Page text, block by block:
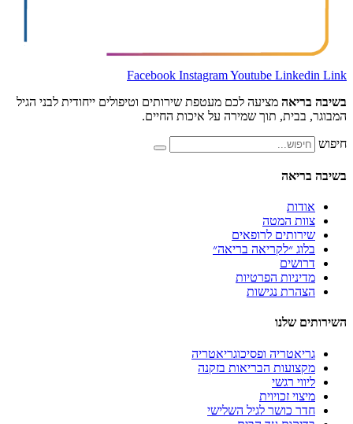
Facebook InstagramYoutube
מציעה לכם מעטפת שירותים וטיפולים ייחודית לבני הגיל
תוך שמירה על איכות החיים.
המטה
לרופאים
״לקריאה בריאה״
הפרטיות
נגישות
ופסיכוגריאטריה
הבריאות בזקנה
זכויוית
לגיל השלישי